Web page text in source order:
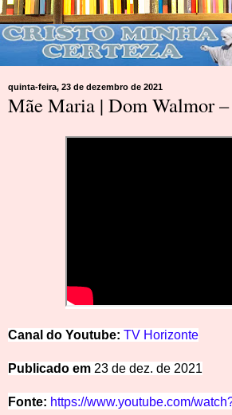
quinta-feira, 23 de dezembro de 2021
Mãe Maria | Dom Walmor
Canal do Youtube: TV Horizonte
Publicado em 23 de dez. de 2021
Fonte: https://www.youtube.com/